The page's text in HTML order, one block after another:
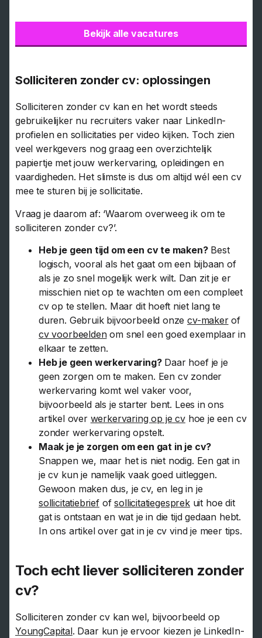
Bekijk alle vacatures
Solliciteren zonder cv: oplossingen
Solliciteren zonder cv kan en het wordt steeds
gebruikelijker nu recruiters vaker naar LinkedIn-
profielen en sollicitaties per video kijken. Toch zien
veel werkgevers nog graag een overzichtelijk
papiertje met jouw werkervaring, opleidingen en
vaardigheden. Het slimste is dus om altijd wél een cv
mee te sturen bij je sollicitatie.
Vraag je daarom af: ‘Waarom overweeg ik om te
solliciteren zonder cv?’.
Heb je geen tijd om een cv te maken?Best
logisch, vooral als het gaat om een bijbaan of
als je zo snel mogelijk werk wilt. Dan zit je er
misschien niet op te wachten om een compleet
cv op te stellen. Maar dit hoeft niet lang te
duren. Gebruik bijvoorbeeld onzecv-makerof
cv voorbeeldenom snel een goed exemplaar in
elkaar te zetten.
Heb je geen werkervaring?Daar hoef je je
geen zorgen om te maken. Een cv zonder
werkervaring komt wel vaker voor,
bijvoorbeeld als je starter bent. Lees in ons
artikel over werkervaring op je cvhoe je een cv
zonder werkervaring opstelt.
Maak je je zorgen om een gat in je cv?
Snappen we, maar het is niet nodig. Een gat in
je cv kun je namelijk vaak goed uitleggen.
Gewoon maken dus, je cv, en leg in je
sollicitatiebriefofsollicitatiegesprekuit hoe dit
gat is ontstaan en wat je in die tijd gedaan hebt.
In ons artikel over gat in je cv vind je meer tips.
Toch echt liever solliciteren zonder
cv?
Solliciteren zonder cv kan wel, bijvoorbeeld op
YoungCapital. Daar kun je ervoor kiezen je LinkedIn-